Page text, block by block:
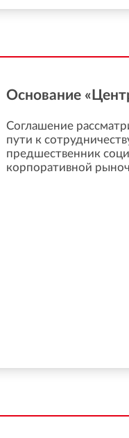
Основание
Соглашение
пути к
предшественник
корпоративной